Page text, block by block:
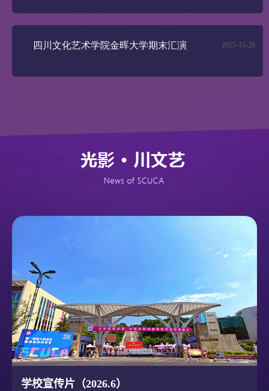
学校宣传片（2026.6）